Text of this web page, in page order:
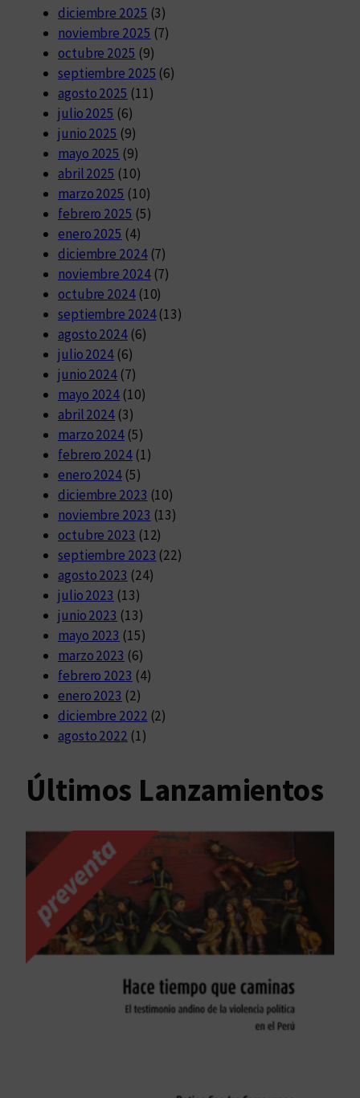
diciembre 2025 (3)
noviembre 2025 (7)
octubre 2025 (9)
septiembre 2025 (6)
agosto 2025 (11)
julio 2025 (6)
junio 2025 (9)
mayo 2025 (9)
abril 2025 (10)
marzo 2025 (10)
febrero 2025 (5)
enero 2025 (4)
diciembre 2024(7)
noviembre 2024(7)
octubre 2024(10)
septiembre 2024(13)
agosto 2024(6)
julio 2024 (6)
junio 2024 (7)
mayo 2024 (10)
abril 2024 (3)
marzo 2024 (5)
febrero 2024(1)
enero 2024 (5)
diciembre 2023 (10)
noviembre 2023 (13)
octubre 2023 (12)
septiembre 2023 (22)
agosto 2023 (24)
julio 2023 (13)
junio 2023 (13)
mayo 2023 (15)
marzo 2023 (6)
febrero 2023 (4)
enero 2023 (2)
diciembre 2022 (2)
agosto 2022 (1)
Últimos Lanzamientos